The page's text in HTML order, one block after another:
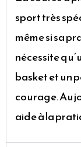
sport très
même si sa
nécessite
basket et un
courage.
aide à la